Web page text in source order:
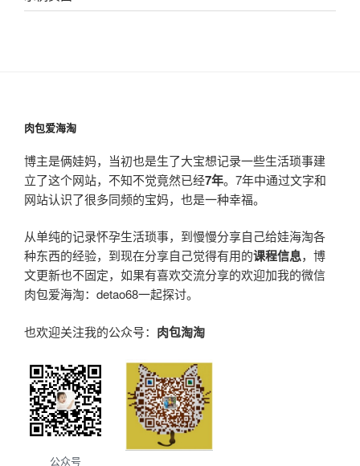
肉包爱海淘
博主是俩娃妈，当初也是生了大宝想记录一些生活琐事建
立了这个网站，不知不觉竟然已经7年。7年中通过文字和
网站认识了很多同频的宝妈，也是一种幸福。
从单纯的记录怀孕生活琐事，到慢慢分享自己给娃海淘各
种东西的经验，到现在分享自己觉得有用的课程信息，博
文更新也不固定，如果有喜欢交流分享的欢迎加我的微信
肉包爱海淘：detao68一起探讨。
也欢迎关注我的公众号： 肉包淘淘
公众号